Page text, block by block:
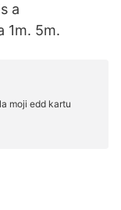
a
1m. 5m.